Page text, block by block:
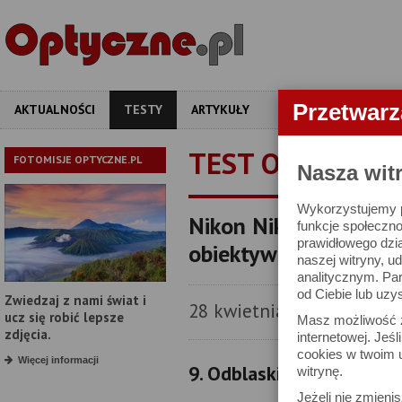
Nasza
Wykorzystujemy
funkcje
prawidłowego
naszej witryny,
analitycznym.
od Ciebie lub
Masz możliwość
internetowej.
cookies w twoim
witrynę.
Jeżeli nie
AKTUALNOŚCI TESTY ARTYKUŁY APARATY
FOTOMISJE OPTYCZNE.PL
Zwiedzaj z nami świat i
ucz się robić lepsze
zdjęcia.
Więcej informacji
TEST
Nikon Nikkor AF-S
obiektywu
28 kwietnia 2006
9. Odblaski